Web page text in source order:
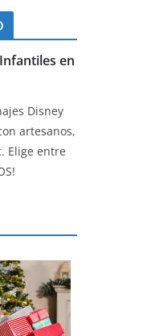
en
Disney
artesanos,
Elige entre